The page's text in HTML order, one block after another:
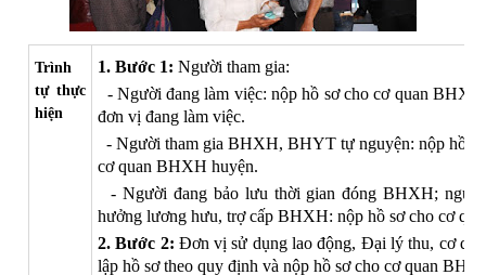
Trình
tự thực
hiện
1. Bước 1: Người tham gia:
- Người đang làm việc: nộp hồ sơ cho cơ quan BHXH
đơn vị đang làm việc.
- Người tham gia BHXH, BHYT tự nguyện: nộp hồ
cơ quan BHXH huyện.
- Người đang bảo lưu thời gian đóng BHXH;
hưởng lương hưu, trợ cấp BHXH: nộp hồ sơ cho cơ
2. Bước 2: Đơn vị sử dụng lao động, Đại lý thu, cơ
lập hồ sơ theo quy định và nộp hồ sơ cho cơ quan